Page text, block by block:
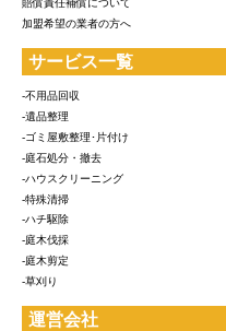
賠償責任補償について
加盟希望の業者の方へ
サービス一覧
-不用品回収
-遺品整理
-ゴミ屋敷整理･片付け
-庭石処分・撤去
-ハウスクリーニング
-特殊清掃
-ハチ駆除
-庭木伐採
-庭木剪定
-草刈り
運営会社